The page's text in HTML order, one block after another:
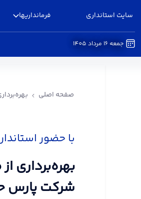
سایت استانداری فرمانداریها
جمعه 16 مرداد 1405
صفحه اصلی
با حضور
بهره‌برداری
شرکت پارس